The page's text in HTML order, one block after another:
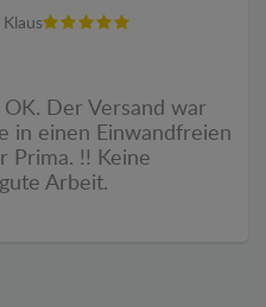
Klaus
Der Versand war
in einen Einwandfreien
Prima. !! Keine
Arbeit.